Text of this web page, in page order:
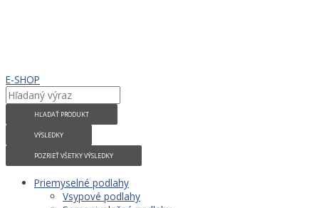
E-SHOP
HĽADAŤ PRODUKT
VÝSLEDKY
POZRIEŤ VŠETKY VÝSLEDKY
Priemyselné podlahy
Vsypové podlahy